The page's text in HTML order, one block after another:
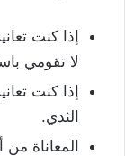
إذا كنت
لا تقومي
إذا كنت
الثدي.
المعاناة